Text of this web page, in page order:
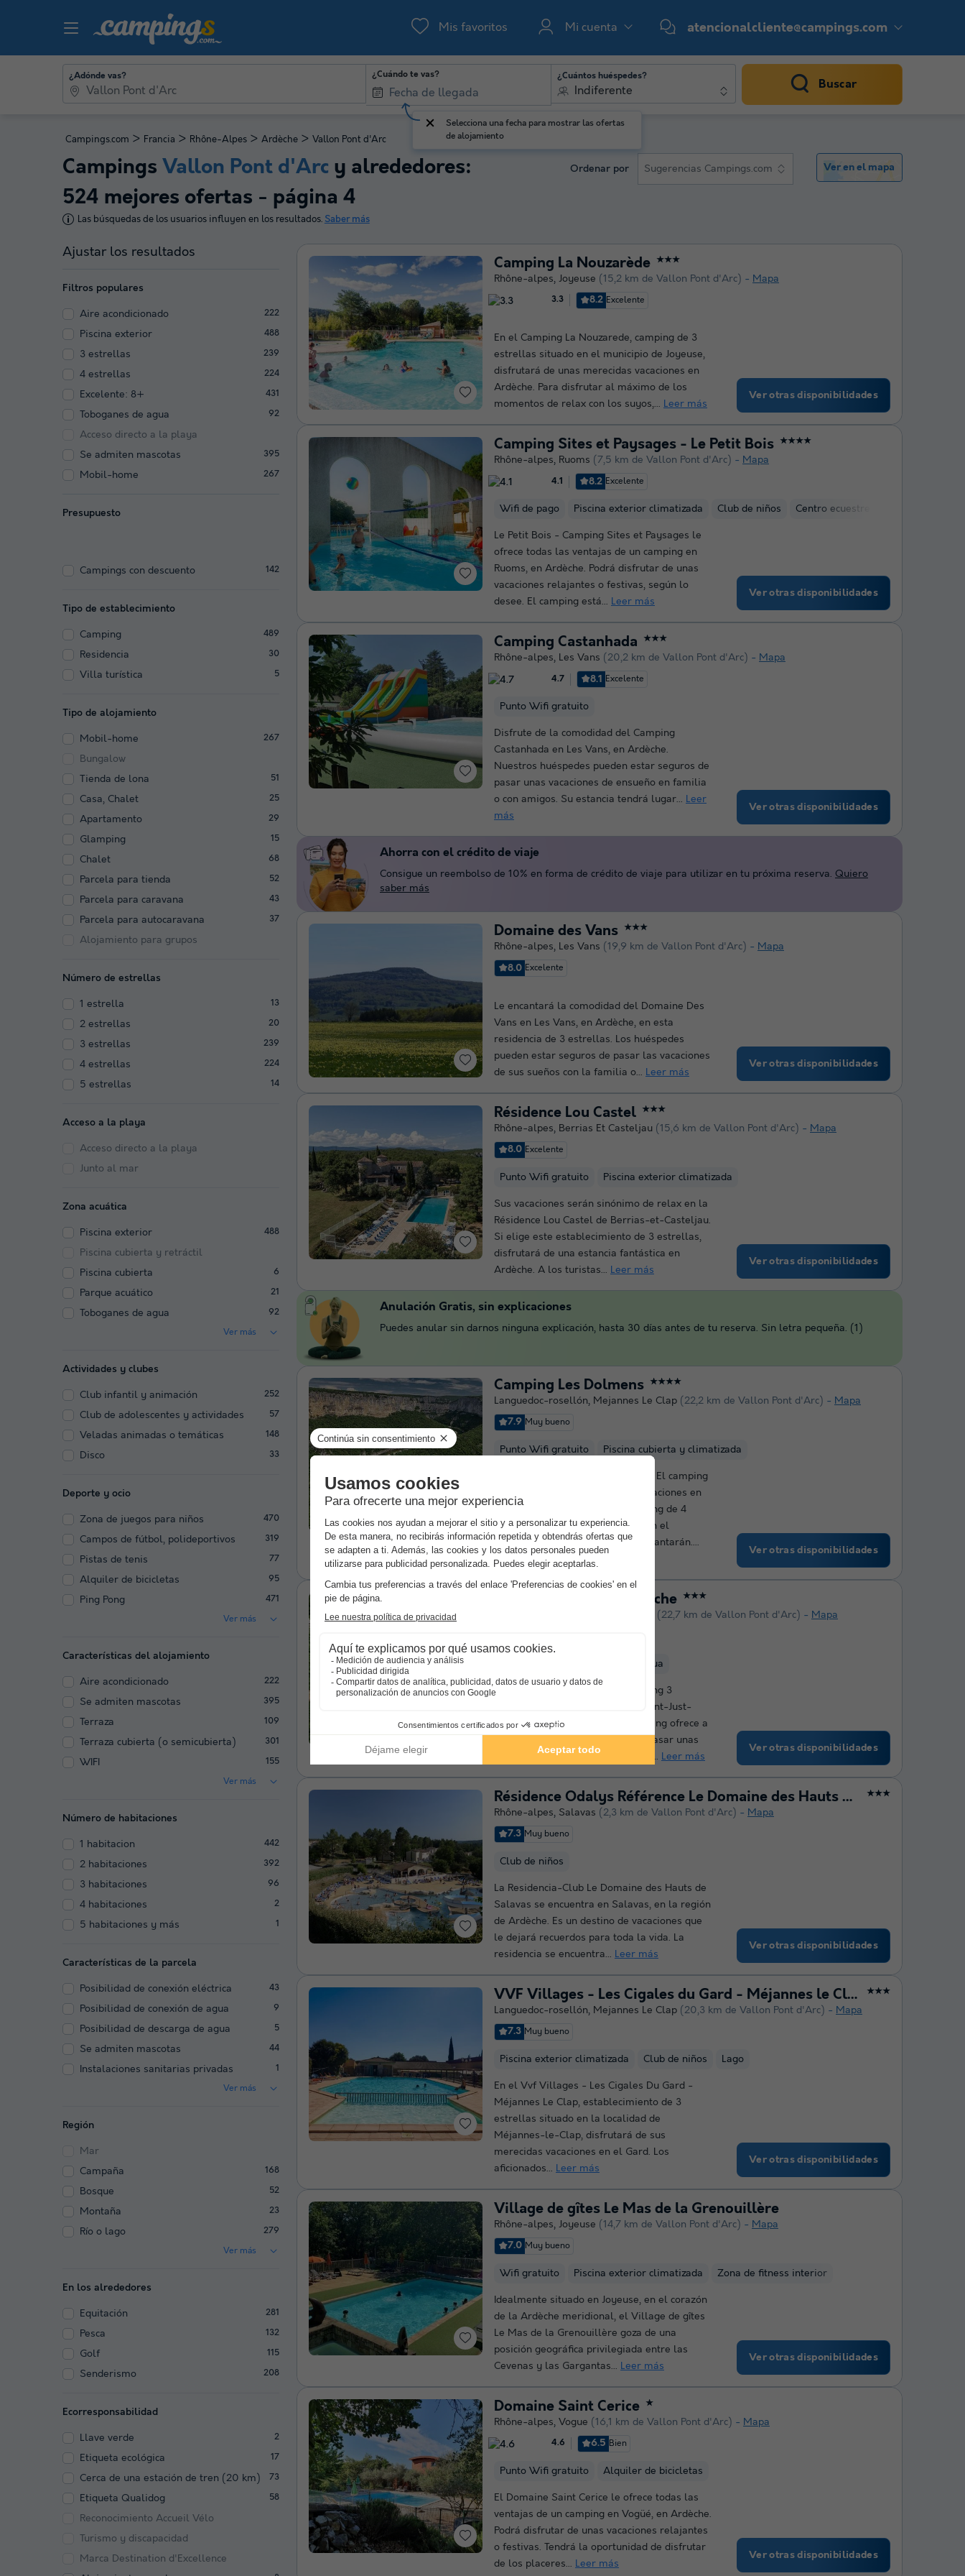
Mis favoritos Mi cuenta atencionalcliente@campings.com
¿Adónde vas? ¿Cuándo te vas?
Selecciona una fecha para mostrar las ofertas
de alojamiento
¿Cuántos huéspedes?
Indiferente Buscar
Campings.com > Francia > Rhône-Alpes > Ardèche > Vallon Pont d'Arc
Campings Vallon Pont d'Arc y alrededores:
524 mejores ofertas - página 4
Las búsquedas de los usuarios influyen en los resultados. Saber más
Ordenar por Sugerencias Campings.com Ver en el mapa
Ajustar los resultados
Filtros populares
Aire acondicionado 222
Piscina exterior 488
3 estrellas 239
4 estrellas 224
Excelente: 8+ 431
Toboganes de agua 92
Acceso directo a la playa
Se admiten mascotas
395
Mobil-home 267
Presupuesto
Campings con descuento 142
Tipo de establecimiento
Camping 489
Residencia 30
Villa turística 5
Tipo de alojamiento
Mobil-home 267
Bungalow
Tienda de lona
51
Casa, Chalet 25
Apartamento 29
Glamping 15
Chalet 68
Parcela para tienda 52
Parcela para caravana 43
Parcela para autocaravana 37
Alojamiento para grupos
Número de estrellas
1 estrella 13
2 estrellas 20
3 estrellas 239
4 estrellas 224
5 estrellas 14
Acceso a la playa
Acceso directo a la playa
Junto al mar
Zona acuática
Piscina exterior 488
Piscina cubierta y retráctil
Piscina cubierta
6
Parque acuático 21
Toboganes de agua 92
Ver más
Actividades y clubes
Club infantil y animación 252
Club de adolescentes y actividades 57
Veladas animadas o temáticas 148
Disco 33
Deporte y ocio
Zona de juegos para niños 470
Campos de fútbol, polideportivos 319
Pistas de tenis 77
Alquiler de bicicletas 95
Ping Pong 471
Ver más
Características del alojamiento
Aire acondicionado 222
Se admiten mascotas 395
Terraza 109
Terraza cubierta (o semicubierta) 301
WIFI 155
Ver más
Número de habitaciones
1 habitacion 442
2 habitaciones 392
3 habitaciones 96
4 habitaciones 2
5 habitaciones y más 1
Características de la parcela
Posibilidad de conexión eléctrica 43
Posibilidad de conexión de agua 9
Posibilidad de descarga de agua 5
Se admiten mascotas 44
Instalaciones sanitarias privadas 1
Ver más
Región
Mar
Campaña
168
Bosque 52
Montaña 23
Río o lago 279
Ver más
En los alrededores
Equitación 281
Pesca 132
Golf 115
Senderismo 208
Ecorresponsabilidad
Llave verde 2
Etiqueta ecológica 17
Cerca de una estación de tren (20 km) 73
Etiqueta Qualidog 58
Reconocimiento Accueil Vélo
Turismo y discapacidad
Marca Destination d'Excellence
Camping La Nouzarède ★★★
Rhône-alpes, Joyeuse (15,2 km de Vallon Pont d'Arc) Mapa
3.3 8.2 Excelente
En el Camping La Nouzarede, camping de 3
estrellas situado en el municipio de Joyeuse,
disfrutará de unas merecidas vacaciones en
Ardèche. Para disfrutar al máximo de los
momentos de relax con los suyos,... Leer más
Ver otras disponibilidades
Camping Sites et Paysages - Le Petit Bois ★★★★
Rhône-alpes, Ruoms (7,5 km de Vallon Pont d'Arc) Mapa
4.1 8.2 Excelente
Wifi de pago Piscina exterior climatizada Club de niños Centro ecuestre
Le Petit Bois - Camping Sites et Paysages le
ofrece todas las ventajas de un camping en
Ruoms, en Ardèche. Podrá disfrutar de unas
vacaciones relajantes o festivas, según lo
desee. El camping está... Leer más
Ver otras disponibilidades
Camping Castanhada ★★★
Rhône-alpes, Les Vans (20,2 km de Vallon Pont d'Arc) Mapa
4.7 8.1 Excelente
Punto Wifi gratuito
Disfrute de la comodidad del Camping
Castanhada en Les Vans, en Ardèche.
Nuestros huéspedes pueden estar seguros de
pasar unas vacaciones de ensueño en familia
o con amigos. Su estancia tendrá lugar... Leer
más
Ver otras disponibilidades
Domaine des Vans ★★★
Rhône-alpes, Les Vans (19,9 km de Vallon Pont d'Arc)
Mapa
8.0 Excelente
Le encantará la comodidad del Domaine Des
Vans en Les Vans, en Ardèche, en esta
residencia de 3 estrellas. Los huéspedes
pueden estar seguros de pasar las vacaciones
de sus sueños con la familia o... Leer más
Ver otras disponibilidades
Résidence Lou Castel ★★★
Rhône-alpes, Berrias Et Casteljau (15,6 km de Vallon Pont d'Arc)
Mapa
8.0 Excelente
Punto Wifi gratuito Piscina exterior climatizada
Sus vacaciones serán sinónimo de relax en la
Résidence Lou Castel de Berrias-et-Casteljau.
Si elige este establecimiento de 3 estrellas,
disfrutará de una estancia fantástica en
Ardèche. A los turistas... Leer más
Ver otras disponibilidades
Camping Les Dolmens ★★★★
Languedoc-rosellón, Mejannes Le Clap (22,2 km de Vallon Pont d'Arc)
Mapa
7.9 Muy bueno
Punto Wifi gratuito Piscina cubierta y climatizada
¡Explore nuevos lugares este año! El camping
Les Dolmens le propone unas vacaciones en
familia o con amigos en un camping de 4
estrellas en Méjannes-le-Clap, en el
departamento de Gard, que le encantarán....
Leer más
Ver otras disponibilidades
Camping Mas Sud Ardèche ★★★
(22,7 km de Vallon Pont d'Arc)
Mapa
Toboganes de agua
Le encantará la calidad del camping 3
estrellas Mas Sud Ardèche en Saint-Just-
d'Ardèche, en Ardèche. Este camping ofrece a
sus huéspedes la posibilidad de pasar unas
vacaciones de ensueño en familia... Leer más
Ver otras disponibilidades
Résidence Odalys Référence Le Domaine des Hauts de Salavas ★★★
Rhône-alpes, Salavas (2,3 km de Vallon Pont d'Arc)
Mapa
7.3 Muy bueno
Club de niños
La Residencia-Club Le Domaine des Hauts de
Salavas se encuentra en Salavas, en la región
de Ardèche. Es un destino de vacaciones que
le dejará recuerdos para toda la vida. La
residencia se encuentra... Leer más
Ver otras disponibilidades
VVF Villages - Les Cigales du Gard - Méjannes le Clap ★★★
Languedoc-rosellón, Mejannes Le Clap (20,3 km de Vallon Pont d'Arc)
Mapa
7.3 Muy bueno
Piscina exterior climatizada Club de niños Lago
En el Vvf Villages - Les Cigales Du Gard -
Méjannes Le Clap, establecimiento de 3
estrellas situado en la localidad de
Méjannes-le-Clap, disfrutará de sus
merecidas vacaciones en el Gard. Los
aficionados... Leer más
Ver otras disponibilidades
Village de gîtes Le Mas de la Grenouillère
Rhône-alpes, Joyeuse (14,7 km de Vallon Pont d'Arc)
Mapa
7.0 Muy bueno
Wifi gratuito Piscina exterior climatizada Zona de fitness interior
Idealmente situado en Joyeuse, en el corazón
de la Ardèche meridional, el Village de gîtes
Le Mas de la Grenouillère goza de una
posición geográfica privilegiada entre las
Cevenas y las Gargantas... Leer más
Ver otras disponibilidades
Domaine Saint Cerice ★
Rhône-alpes, Vogue (16,1 km de Vallon Pont d'Arc) Mapa
4.6 6.5 Bien
Punto Wifi gratuito Alquiler de bicicletas
El Domaine Saint Cerice le ofrece todas las
ventajas de un camping en Vogüé, en Ardèche.
Podrá disfrutar de unas vacaciones relajantes
o festivas. Tendrá la oportunidad de disfrutar
de los placeres... Leer más
Ver otras disponibilidades
Ahorra con el crédito de viaje
Consigue un reembolso de 10% en forma de crédito de viaje para utilizar en tu próxima reserva. Quiero
saber más
Anulación Gratis, sin explicaciones
Puedes anular sin darnos ninguna explicación, hasta 30 días antes de tu reserva. Sin letra pequeña. (1)